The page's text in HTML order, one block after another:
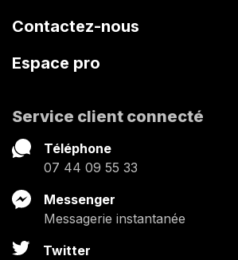
Contactez-nous
Espace pro
Service client connecté
Téléphone
07 44 09 55 33
Messenger
Messagerie instantanée
Twitter